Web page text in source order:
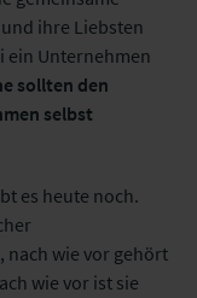
ihre Liebsten
ein Unternehmen
sollten den
selbst
es heute noch.
nach wie vor gehört
wie vor ist sie